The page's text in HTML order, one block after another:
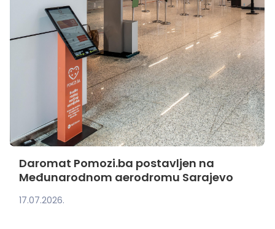
Daromat Pomozi.ba postavljen na
Međunarodnom aerodromu Sarajevo
17.07.2026.